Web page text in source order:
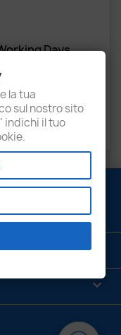
Days
Area)



la tua
sul nostro sito
indichi il tuo